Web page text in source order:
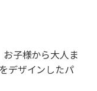
子様から大人ま
デザインしたパ